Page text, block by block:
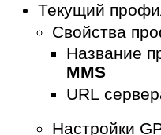
Текущий
Свойства
Название
MMS
URL
Настройки